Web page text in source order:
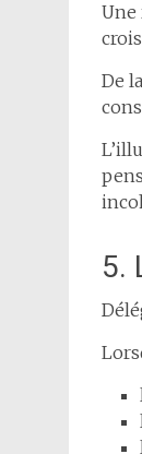
Une
De
5.